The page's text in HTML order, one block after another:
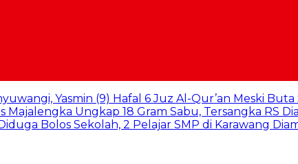
Yasmin (9) Hafal 6 Juz Al-Qur’an Meski Buta
Majalengka Ungkap 18 Gram Sabu, Tersangka RS
Bolos Sekolah, 2 Pelajar SMP di Karawang